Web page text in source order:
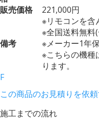
販売価格
221,000円
備考
※リモコンを含
※全国送料無料
※メーカー1年
※こちらの機種
ります。
F
この商品のお見積りを依
施工までの流れ